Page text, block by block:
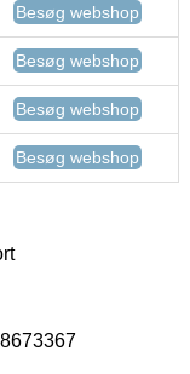
Besøg webshop
Besøg webshop
Besøg webshop
Besøg webshop